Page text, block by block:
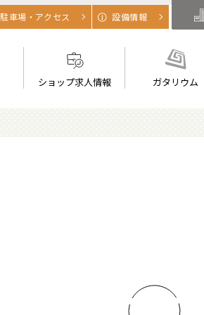
ショップ求人情報 ガタリウム
駐車場・アクセス 設備情報